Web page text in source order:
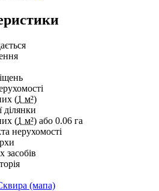
(1 м²)
ділянки
(1 м²) або 0.06 га
нерухомості
засобів
(мапа)